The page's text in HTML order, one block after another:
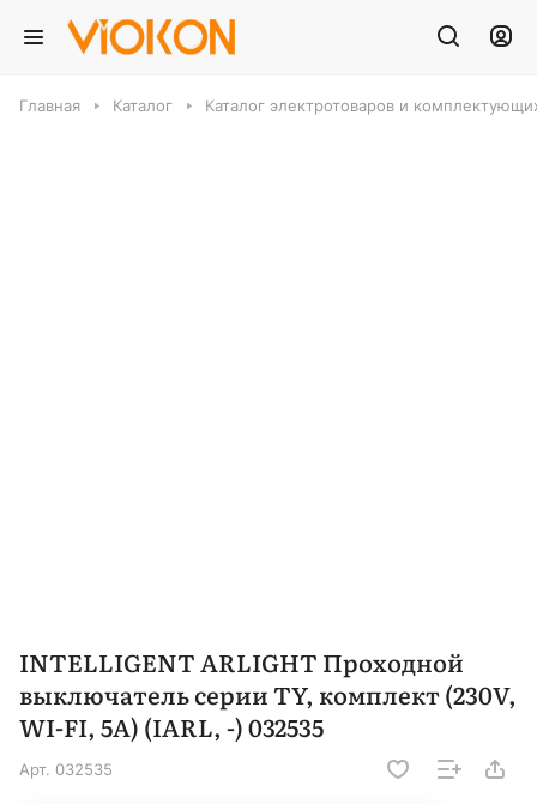
Главная Каталог Каталог электротоваров и
INTELLIGENT ARLIGHT Проходной
выключатель серии TY, комплект (230V,
WI-FI, 5A) (IARL, -) 032535
Арт. 032535